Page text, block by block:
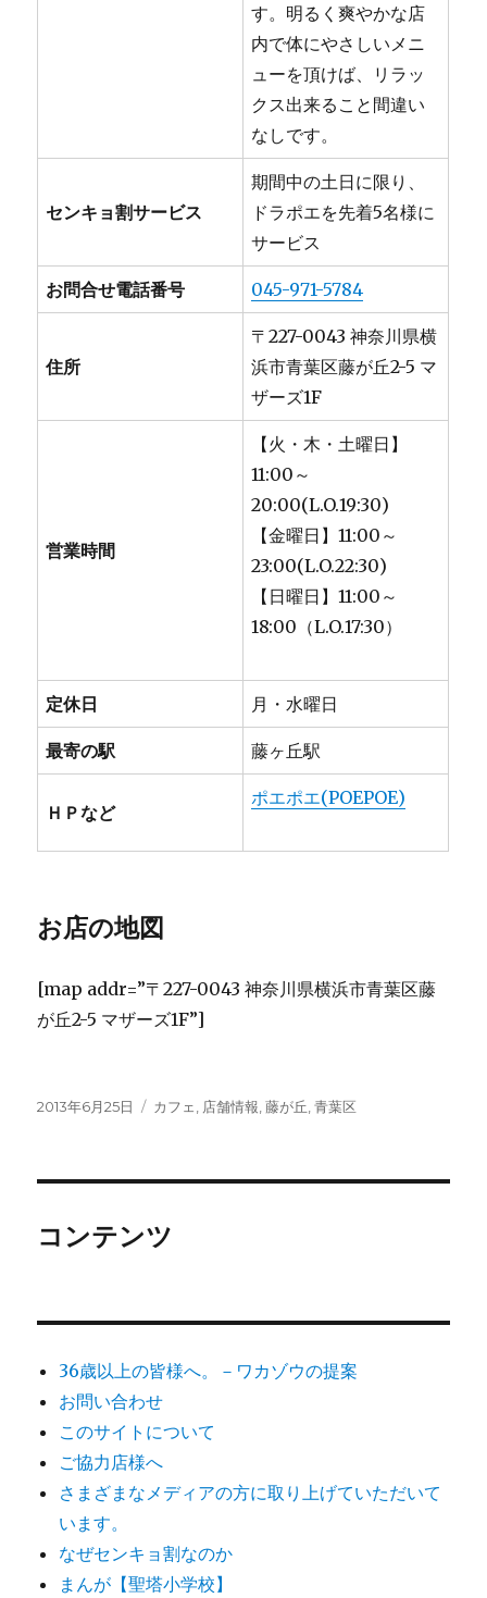
す。明るく爽やかな店
内で体にやさしいメニ
ューを頂けば、リラッ
クス出来ること間違い
なしです。
センキョ割サービス
期間中の土日に限り、
ドラポエを先着5名様に
サービス
お問合せ電話番号 045-971-5784
住所
〒227-0043 神奈川県横
浜市青葉区藤が丘2-5 マ
ザーズ1F
営業時間
【火・木・土曜日】
11:00～
20:00(L.O.19:30)
【金曜日】11:00～
23:00(L.O.22:30)
【日曜日】11:00～
18:00（L.O.17:30）
定休日 月・水曜日
最寄の駅 藤ヶ丘駅
ＨＰなど
ポエポエ(POEPOE)
お店の地図
[map addr=”〒227-0043 神奈川県横浜市青葉区藤
が丘2-5 マザーズ1F”]
投
2013年6月25日
カ
カフェ 店舗情報 ,藤が丘 ,青葉区
コンテンツ
36歳以上の皆様へ。－ワカゾウの提案
お問い合わせ
このサイトについて
ご協力店様へ
さまざまなメディアの方に取り上げていただいて
います。
なぜセンキョ割なのか
まんが【聖塔小学校】